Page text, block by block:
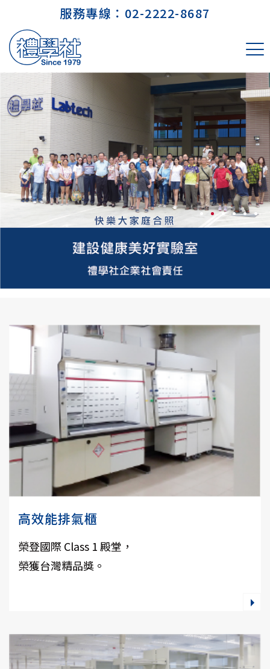
服務專線： 02-2222-8687
高效能排氣櫃
榮登國際 Class 1 殿堂，
榮獲台灣精品獎。